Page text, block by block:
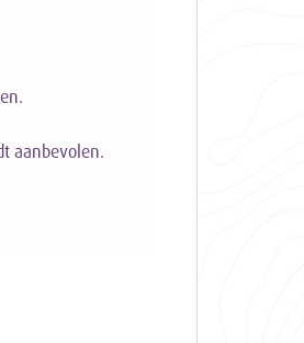
aanbevolen.